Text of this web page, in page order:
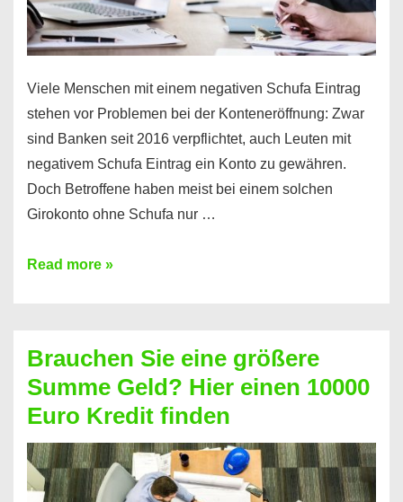
Viele Menschen mit einem negativen Schufa Eintrag
stehen vor Problemen bei der Konteneröffnung: Zwar
sind Banken seit 2016 verpflichtet, auch Leuten mit
negativem Schufa Eintrag ein Konto zu gewähren.
Doch Betroffene haben meist bei einem solchen
Girokonto ohne Schufa nur …
Günstiges
Geht
das
überhaupt?
Na
klar!
Read more »
Brauchen Sie eine größere
Summe Geld? Hier einen 10000
Euro Kredit finden